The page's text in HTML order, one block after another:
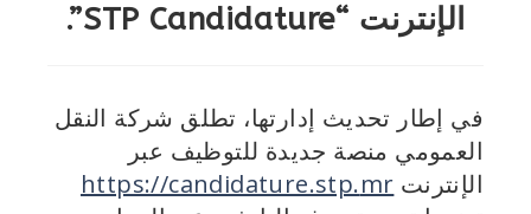
الإنترنت “STP Candidature”.
في إطار تحديث إدارتها، تطلق شركة النقل
العمومي منصة جديدة للتوظيف عبر
الإنترنت
https://candidature.stp.mr